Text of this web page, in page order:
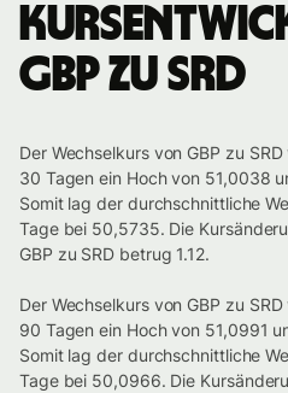
GBP zu SRD
Der Wechselkurs von GBP zu
30 Tagen ein Hoch von 51,0038
Somit lag der durchschnittliche
Tage bei 50,5735. Die
GBP zu SRD betrug 1.12.
Der Wechselkurs von GBP zu
90 Tagen ein Hoch von 51,0991
Somit lag der durchschnittliche
Tage bei 50,0966. Die